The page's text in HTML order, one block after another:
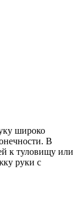
широко
В
к туловищу или
руки с